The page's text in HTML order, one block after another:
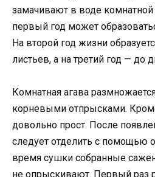
замачивают в воде
первый год может
На второй год жизни
листьев, а на третий год — до
Комнатная агава
корневыми отпрысками.
довольно прост. После
следует отделить с помощью
время сушки собранные
не опрыскивают. Первый раз